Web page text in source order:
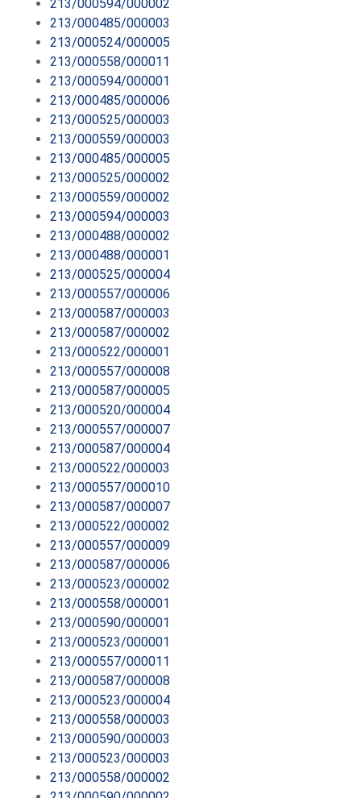
213/000594/000002
213/000485/000003
213/000524/000005
213/000558/000011
213/000594/000001
213/000485/000006
213/000525/000003
213/000559/000003
213/000485/000005
213/000525/000002
213/000559/000002
213/000594/000003
213/000488/000002
213/000488/000001
213/000525/000004
213/000557/000006
213/000587/000003
213/000587/000002
213/000522/000001
213/000557/000008
213/000587/000005
213/000520/000004
213/000557/000007
213/000587/000004
213/000522/000003
213/000557/000010
213/000587/000007
213/000522/000002
213/000557/000009
213/000587/000006
213/000523/000002
213/000558/000001
213/000590/000001
213/000523/000001
213/000557/000011
213/000587/000008
213/000523/000004
213/000558/000003
213/000590/000003
213/000523/000003
213/000558/000002